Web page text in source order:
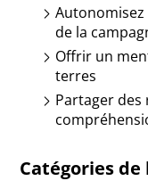
Autonomisez
de la
Offrir un
terres
Partager
Catégories